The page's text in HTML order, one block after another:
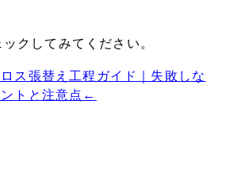
クしてみてください。
ス張替え工程ガイド｜失敗しな
トと注意点←